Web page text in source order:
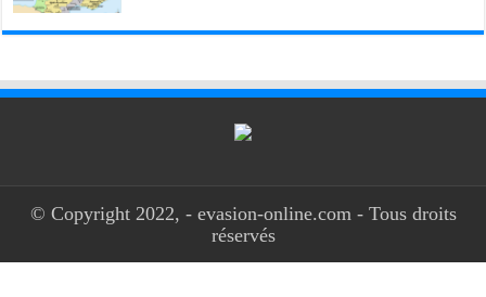
© Copyright 2022, - evasion-online.com - Tous droits
réservés